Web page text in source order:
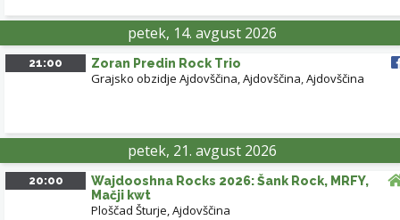
petek, 14. avgust 2026
21:00 Zoran Predin Rock Trio
Grajsko obzidje Ajdovščina, Ajdovščina,Ajdovščina
petek, 21. avgust 2026
20:00
Wajdooshna Rocks 2026: Šank Rock, MRFY,
Mačji kwt
Ploščad Šturje, Ajdovščina